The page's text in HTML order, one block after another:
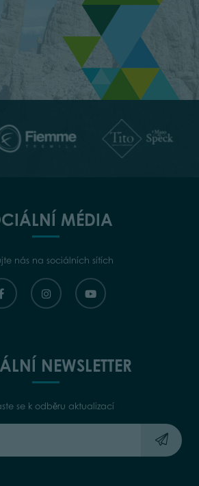
MÉDIA
nás na sociálních sítích
NEWSLETTER
se k odběru aktualizací